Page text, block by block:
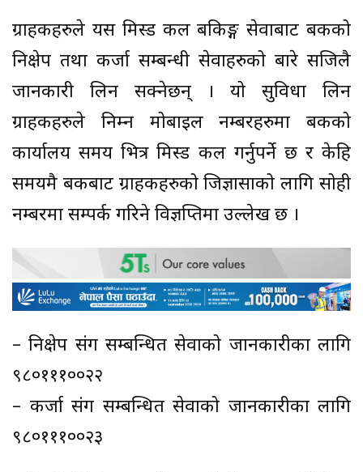
ग्राहकहरुले यस मिस्ड कल बैंकिङ्ग सेवाबाट बैंकको
निक्षेप तथा कर्जा सम्बन्धी सेवाहरुको बारे सजिलै
जानकारी लिन सक्नेछन् । यो सुविधा लिन
ग्राहकहरुले निम्न मोबाइल नम्बरहरुमा बैंकको
कार्यालय समय भित्र मिस्ड कल गर्नुपर्ने छ र केहि
समयमै बैंकबाट ग्राहकहरुको जिज्ञासाको लागि सोही
नम्बरमा सम्पर्क गरिने विज्ञप्तिमा उल्लेख छ ।
– निक्षेप संग सम्बन्धित सेवाको जानकारीका लागि
९८०१११००२२
– कर्जा संग सम्बन्धित सेवाको जानकारीका लागि
९८०१११००२३